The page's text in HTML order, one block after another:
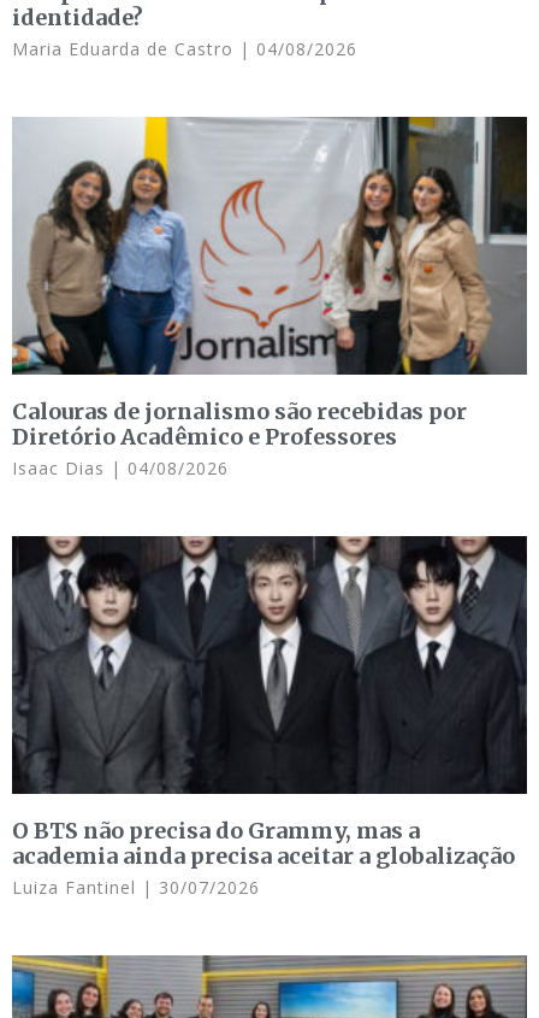
identidade?
Maria Eduarda de Castro 04/08/2026
Calouras de jornalismo são recebidas por
Diretório Acadêmico e Professores
Isaac Dias 04/08/2026
O BTS não precisa do Grammy, mas a
academia ainda precisa aceitar a globalização
Luiza Fantinel 30/07/2026